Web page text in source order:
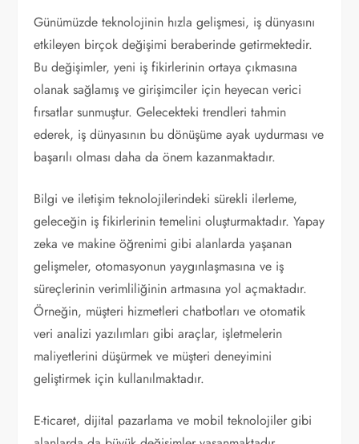
Günümüzde teknolojinin hızla gelişmesi, iş dünyasını
etkileyen birçok değişimi beraberinde getirmektedir.
Bu değişimler, yeni iş fikirlerinin ortaya çıkmasına
olanak sağlamış ve girişimciler için heyecan verici
fırsatlar sunmuştur. Gelecekteki trendleri tahmin
ederek, iş dünyasının bu dönüşüme ayak uydurması ve
başarılı olması daha da önem kazanmaktadır.
Bilgi ve iletişim teknolojilerindeki sürekli ilerleme,
geleceğin iş fikirlerinin temelini oluşturmaktadır. Yapay
zeka ve makine öğrenimi gibi alanlarda yaşanan
gelişmeler, otomasyonun yaygınlaşmasına ve iş
süreçlerinin verimliliğinin artmasına yol açmaktadır.
Örneğin, müşteri hizmetleri chatbotları ve otomatik
veri analizi yazılımları gibi araçlar, işletmelerin
maliyetlerini düşürmek ve müşteri deneyimini
geliştirmek için kullanılmaktadır.
E-ticaret, dijital pazarlama ve mobil teknolojiler gibi